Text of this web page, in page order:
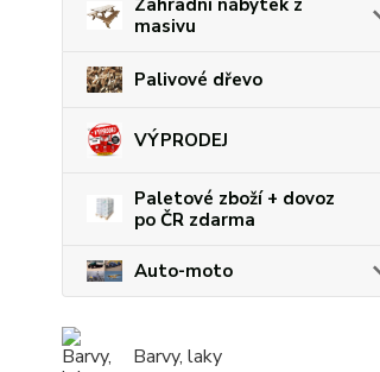
Zahradní nábytek z
masivu
Palivové dřevo
VÝPRODEJ
Paletové zboží + dovoz
po ČR zdarma
Auto-moto
Barvy, laky